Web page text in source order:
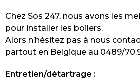
Chez Sos 247, nous avons les
pour installer les boilers.
Alors n’hésitez pas à nous
partout en Belgique au 0489/
Entretien/détartrage :